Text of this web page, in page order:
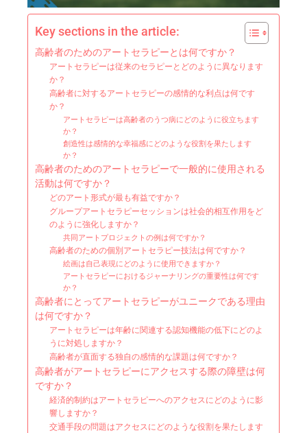
Key sections in the article:
高齢者のためのアートセラピーとは何ですか？
アートセラピーは従来のセラピーとどのように異なります
か？
高齢者に対するアートセラピーの感情的な利点は何です
か？
アートセラピーは高齢者のうつ病にどのように役立ちます
か？
創造性は感情的な幸福感にどのような役割を果たします
か？
高齢者のためのアートセラピーで一般的に使用される
活動は何ですか？
どのアート形式が最も有益ですか？
グループアートセラピーセッションは社会的相互作用をど
のように強化しますか？
共同アートプロジェクトの例は何ですか？
高齢者のための個別アートセラピー技法は何ですか？
絵画は自己表現にどのように使用できますか？
アートセラピーにおけるジャーナリングの重要性は何です
か？
高齢者にとってアートセラピーがユニークである理由
は何ですか？
アートセラピーは年齢に関連する認知機能の低下にどのよ
うに対処しますか？
高齢者が直面する独自の感情的な課題は何ですか？
高齢者がアートセラピーにアクセスする際の障壁は何
ですか？
経済的制約はアートセラピーへのアクセスにどのように影
響しますか？
交通手段の問題はアクセスにどのような役割を果たします